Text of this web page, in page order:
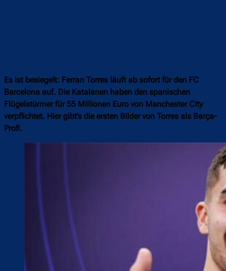
Es ist besiegelt: Ferran Torres läuft ab sofort für den FC
Barcelona auf. Die Katalanen haben den spanischen
Flügelstürmer für 55 Millionen Euro von Manchester City
verpflichtet. Hier gibt’s die ersten Bilder von Torres als Barça-
Profi.